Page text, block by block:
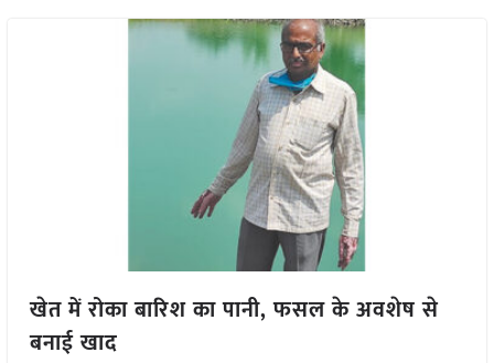
खेत में रोका बारिश का पानी, फसल के अवशेष से
बनाई खाद